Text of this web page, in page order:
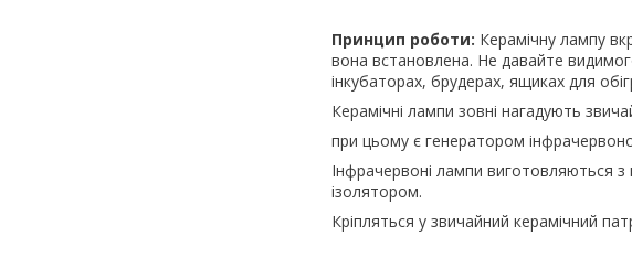
Принцип роботи: Керамічну лампу
вона встановлена. Не давайте
інкубаторах, брудерах, ящиках для
Керамічні лампи зовні нагадують
при цьому є генератором
Інфрачервоні лампи виготовляються
ізолятором.
Кріпляться у звичайний керамічний